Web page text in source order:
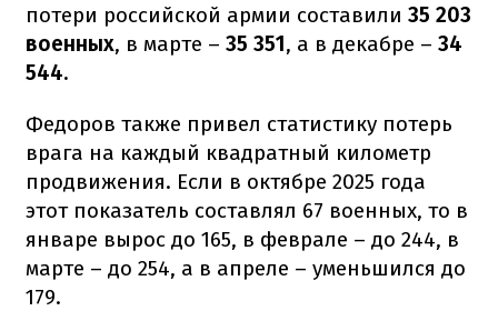
потери российской армии составили 35 203
военных, в марте – 35 351, а в декабре – 34
544.
Федоров также привел статистику потерь
врага на каждый квадратный километр
продвижения. Если в октябре 2025 года
этот показатель составлял 67 военных, то в
январе вырос до 165, в феврале – до 244, в
марте – до 254, а в апреле – уменьшился до
179.